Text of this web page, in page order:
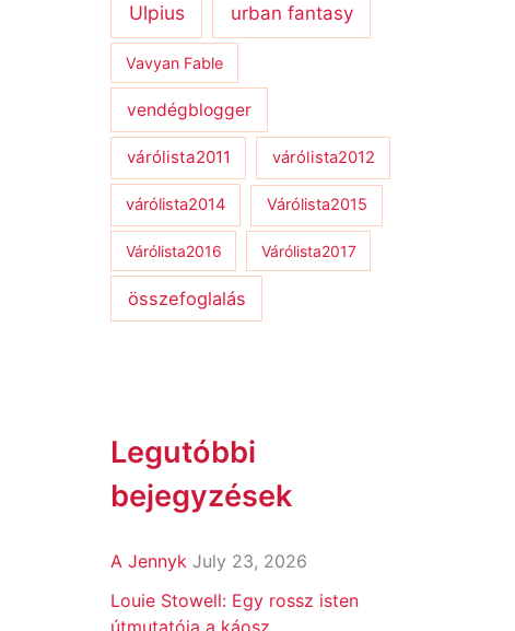
Ulpius urban fantasy
Vavyan Fable
vendégblogger
várólista2011 várólista2012
várólista2014 Várólista2015
Várólista2016 Várólista2017
összefoglalás
Legutóbbi
bejegyzések
A Jennyk July 23, 2026
Louie Stowell: Egy ​rossz isten